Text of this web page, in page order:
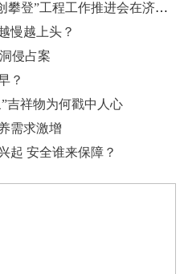
金融加速跑助力“产业跃升 科创攀登”工程工作推进会在济南举办
慢越上头？
侵占案
？
吉祥物为何戳中人心
需求激增
起 安全谁来保障？